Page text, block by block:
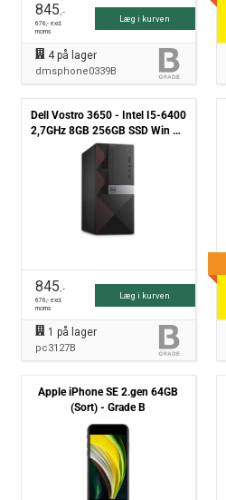
845,-
676,- excl.
moms
Læg i kurven
4på lager
dmsphone0339B
Dell Vostro 3650 - Intel I5-6400
2,7GHz 8GB 256GB SSD Win 10
Pro - Grade B
845,-
676,- excl.
moms
Læg i kurven
1 på lager
pc3127B
Apple iPhone SE 2.gen 64GB
(Sort) - Grade B